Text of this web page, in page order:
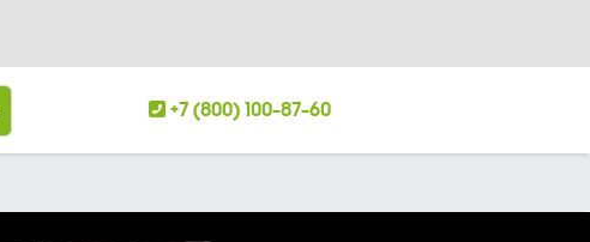
+7 (800) 100-87-60